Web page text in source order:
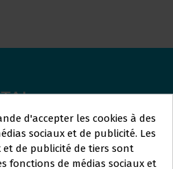
à vos questions et vous
avez besoin. Que vous
d'accepter les cookies à des
sociaux et de publicité. Les
et de publicité de tiers sont
fonctions de médias sociaux et